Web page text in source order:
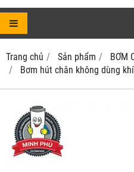
Trang chủ Sản phẩm
BƠM
Bơm hút chân không dùng